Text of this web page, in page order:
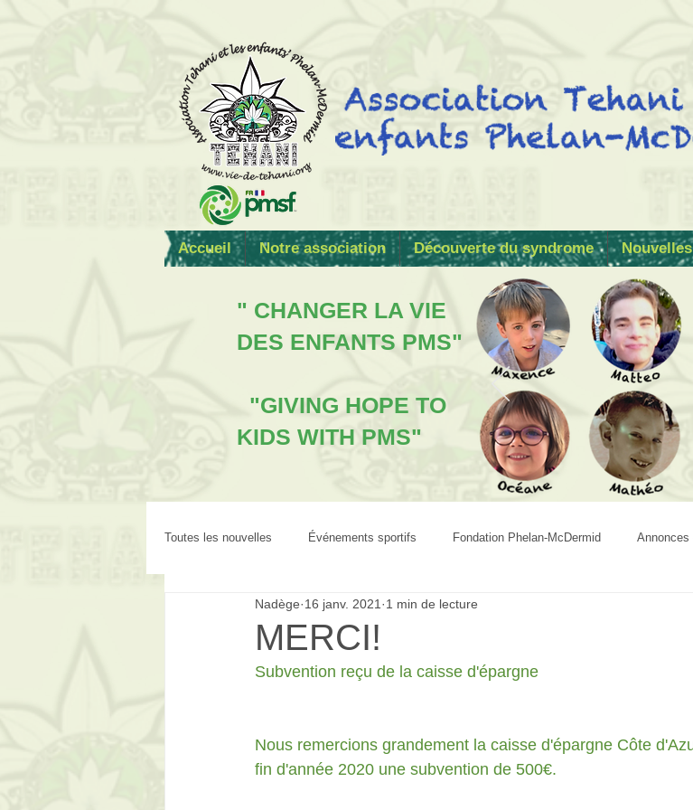
Accueil Notre association Découverte du syndrome
" CHANGER LA VIE
DES ENFANTS PMS"
"GIVING HOPE TO
KIDS WITH PMS"
Toutes les nouvelles Événements sportifs Fondation Phelan-McDermid Annonces
MERCI!
Nadège 16 janv. 2021 1 min de lecture
Subvention reçu de la caisse d'épargne
Nous remercions grandement la caisse d'épargne Côte
fin d'année 2020 une subvention de 500€.